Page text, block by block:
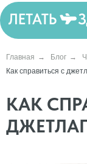
Главная → Блог →
Как справиться с
КАК